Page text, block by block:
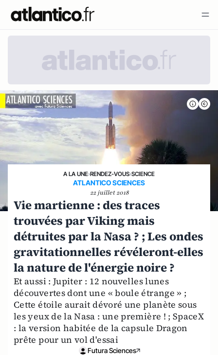
A LA UNE›RENDEZ-VOUS›SCIENCE
ATLANTICO SCIENCES
22 juillet 2018
Vie martienne : des traces
trouvées par Viking mais
détruites par la Nasa ? ; Les ondes
gravitationnelles révéleront-elles
la nature de l'énergie noire ?
Et aussi : Jupiter : 12 nouvelles lunes
découvertes dont une « boule étrange » ;
Cette étoile aurait dévoré une planète sous
les yeux de la Nasa : une première ! ; SpaceX
: la version habitée de la capsule Dragon
prête pour un vol d'essai
Futura Sciences